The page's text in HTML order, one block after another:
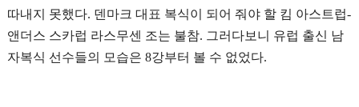
따내지 못했다. 덴마크 대표 복식이 되어 줘야 할 킴 아스트럽-
앤더스 스카럽 라스무센 조는 불참. 그러다보니 유럽 출신 남
자복식 선수들의 모습은 8강부터 볼 수 없었다.